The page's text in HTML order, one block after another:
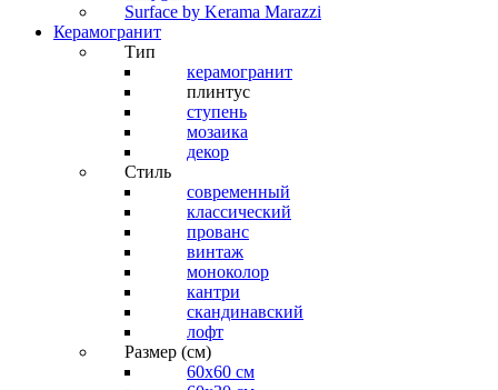
Surface by Kerama Marazzi
Керамогранит
Тип
керамогранит
плинтус
ступень
мозаика
декор
Стиль
современный
классический
прованс
винтаж
моноколор
кантри
скандинавский
лофт
Размер (см)
60х60 см